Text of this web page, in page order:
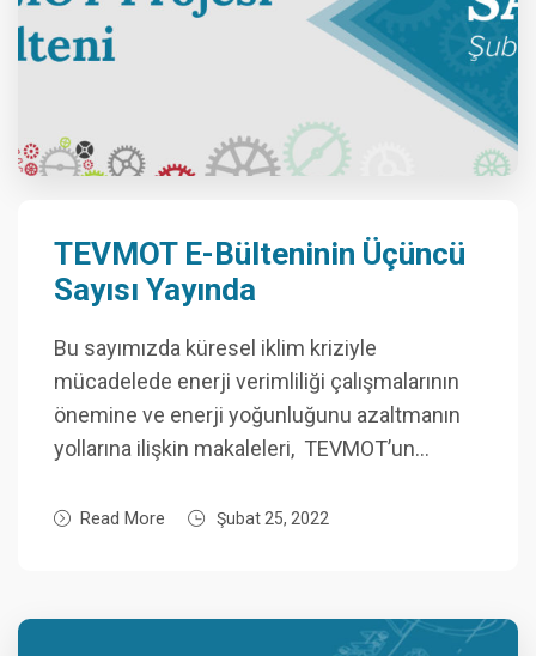
TEVMOT E-Bülteninin Üçüncü
Sayısı Yayında
Bu sayımızda küresel iklim kriziyle
mücadelede enerji verimliliği çalışmalarının
önemine ve enerji yoğunluğunu azaltmanın
yollarına ilişkin makaleleri, TEVMOT’un…
Read More Şubat 25, 2022